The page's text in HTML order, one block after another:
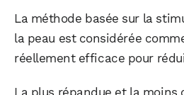
La méthode basée sur la
la peau est considérée
réellement efficace pour